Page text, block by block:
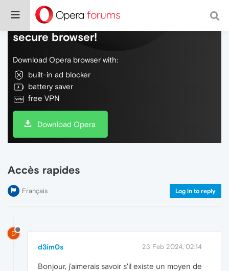
Do more on the web, with a fast and
secure browser!
Download Opera browser with:
built-in ad blocker
battery saver
free VPN
Download Opera
Accès rapides
Français Log in to reply
D
d3im0s 23 Feb 2024, 02:14
Bonjour, j'aimerais savoir s'il existe un moyen de